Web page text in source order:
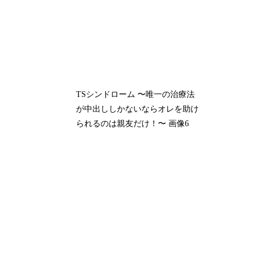
TSシンドローム 〜唯一の治療法
が中出ししかないならオレを助け
られるのは親友だけ！〜 画像6